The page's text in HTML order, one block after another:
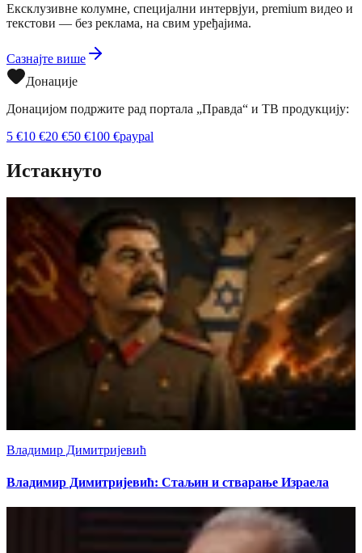
Ексклузивне колумне, специјални интервјуи, premium видео и
текстови — без реклама, на свим уређајима.
Сазнајте више
Донације
Донацијом подржите рад портала „Правда“ и ТВ продукцију:
5 €10 €20 €50 €100 €paypal
Истакнуто
Владимир Димитријевић
Владимир Димитријевић: Стаљин и стварање Израела